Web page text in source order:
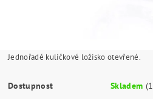
Jednořadé kuličkové ložisko otevřené.
Dostupnost Skladem